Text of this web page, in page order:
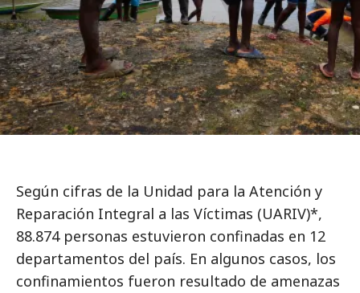
Según cifras de la Unidad para la Atención y
Reparación Integral a las Víctimas (UARIV)*,
88.874 personas estuvieron confinadas en 12
departamentos del país. En algunos casos, los
confinamientos fueron resultado de amenazas